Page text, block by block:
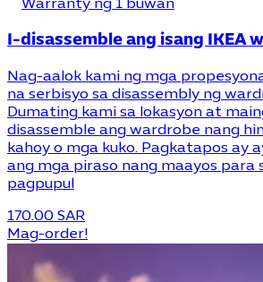
Warranty ng 1 buwan
I-disassemble ang isang IKEA
Nag-aalok kami ng mga
na serbisyo sa disassembly ng
Dumating kami sa lokasyon at
disassemble ang wardrobe nang
kahoy o mga kuko. Pagkatapos ay
ang mga piraso nang maayos para
pagpupul
170.00 SAR
Mag-order!